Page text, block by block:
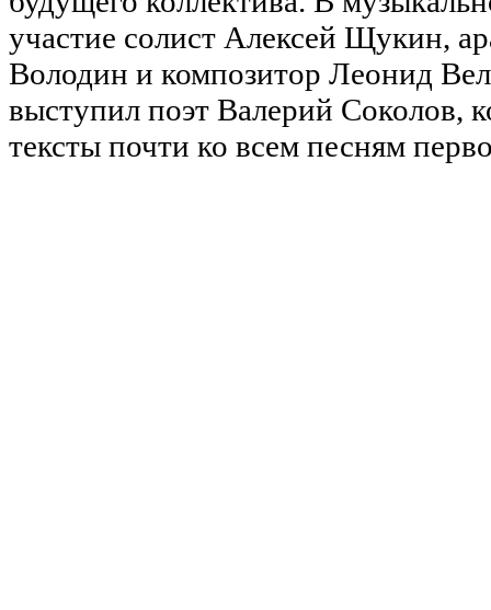
участие солист Алексей Щукин,
Володин и композитор Леонид
выступил поэт Валерий Соколов,
тексты почти ко всем песням